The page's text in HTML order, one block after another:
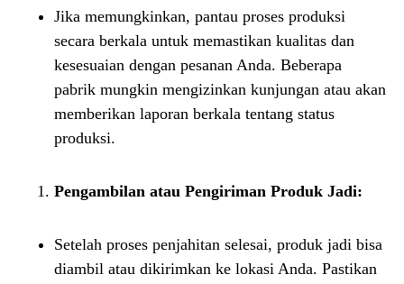
Jika memungkinkan, pantau proses produksi
secara berkala untuk memastikan kualitas dan
kesesuaian dengan pesanan Anda. Beberapa
pabrik mungkin mengizinkan kunjungan atau akan
memberikan laporan berkala tentang status
produksi.
Pengambilan atau Pengiriman Produk Jadi:
Setelah proses penjahitan selesai, produk jadi bisa
diambil atau dikirimkan ke lokasi Anda. Pastikan